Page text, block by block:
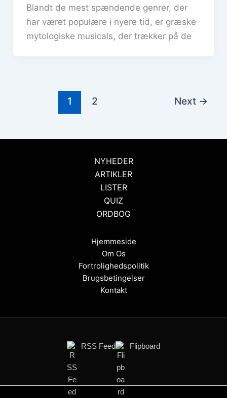
Blandt de mest spændende genrer, der
har været populære i nyere tid, er græske
mytologiske musicals, der trækker på de
1 2 Next →
NYHEDER
ARTIKLER
LISTER
QUIZ
ORDBOG
Hjemmeside
Om Os
Fortrolighedspolitik
Brugsbetingelser
Kontakt
RSS Feed Flipboard